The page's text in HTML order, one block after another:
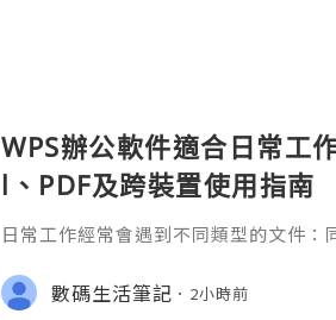
WPS辦公軟件適合日常工
l、PDF及跨裝置使用指南
日常工作經常會遇到不同類型的文件
PDF。 如果每種文件都要使用不同程
少人會接觸 WPS Offic
數碼生活筆記 2小時前